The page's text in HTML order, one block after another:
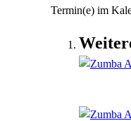
Termin(e) im